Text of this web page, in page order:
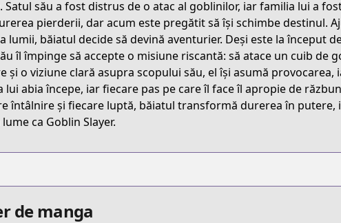
story-year-one-manga
Satul său a fost distrus de o atac al goblinilor, iar familia lui a
pierderii, dar acum este pregătit să își schimbe destinul.
lumii, băiatul decide să devină aventurier. Deși este la început
îl împinge să accepte o misiune riscantă: să atace un cuib de
și o viziune clară asupra scopului său, el își asumă provocarea,
lui abia începe, iar fiecare pas pe care îl face îl apropie de
întâlnire și fiecare luptă, băiatul transformă durerea în putere,
ca Goblin Slayer.
de manga